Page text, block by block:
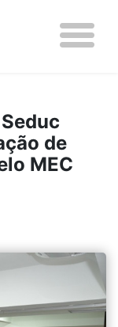
de
MEC